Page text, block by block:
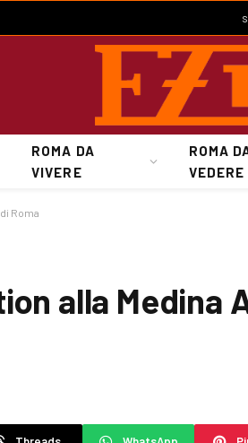
ROMA DA
VIVERE
ROMA
VEDERE
Roma
alla Medina